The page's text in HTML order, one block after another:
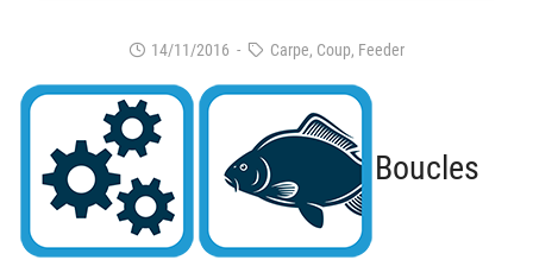
14/11/2016 - Carpe, Coup, Feeder
Boucles